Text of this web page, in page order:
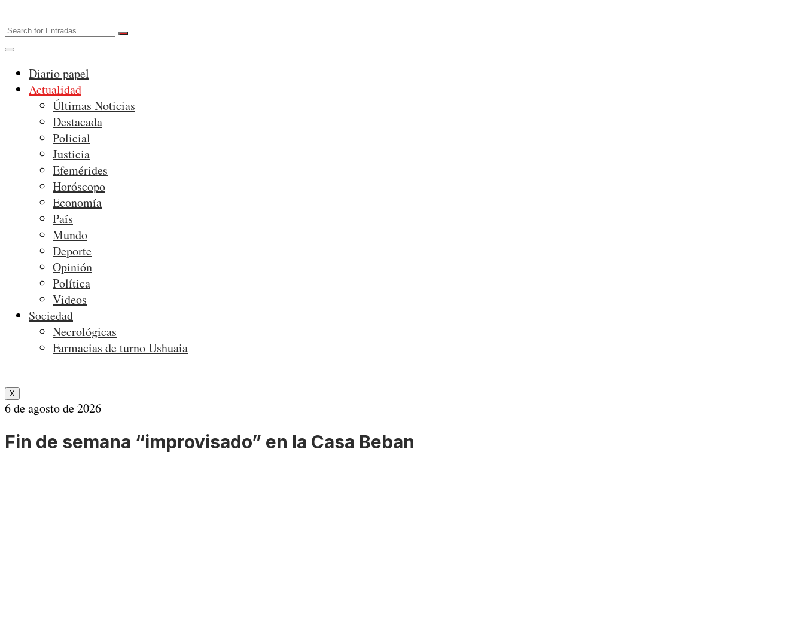
Diario papel
Actualidad
Últimas Noticias
Destacada
Policial
Justicia
Efemérides
Horóscopo
Economía
País
Mundo
Deporte
Opinión
Política
Videos
Sociedad
Necrológicas
Farmacias de turno Ushuaia
X
6 de agosto de 2026
Fin de semana “improvisado” en la Casa Beban